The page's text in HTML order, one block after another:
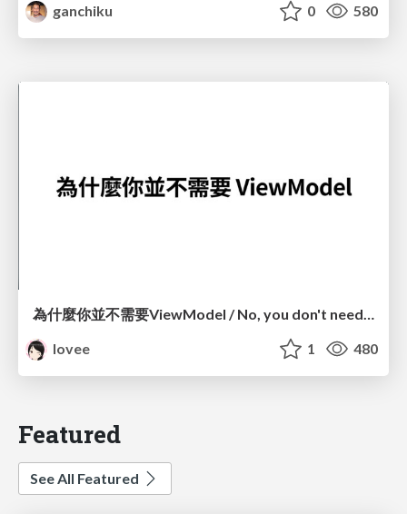
ganchiku
0 580
為什麼你並不需要ViewModel / No, you don't need a ViewModel
lovee
1 480
Featured
See All Featured